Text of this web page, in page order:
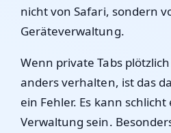
nicht von Safari, sondern
Geräteverwaltung.
Wenn private Tabs
anders verhalten, ist das
ein Fehler. Es kann
Verwaltung sein.